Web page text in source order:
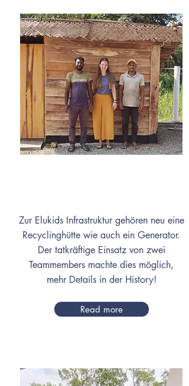
Zur Elukids Infrastruktur gehören neu eine
Recyclinghütte wie auch ein Generator.
Der tatkräftige Einsatz von zwei
Teammembers machte dies möglich,
mehr Details in der History!
Read more